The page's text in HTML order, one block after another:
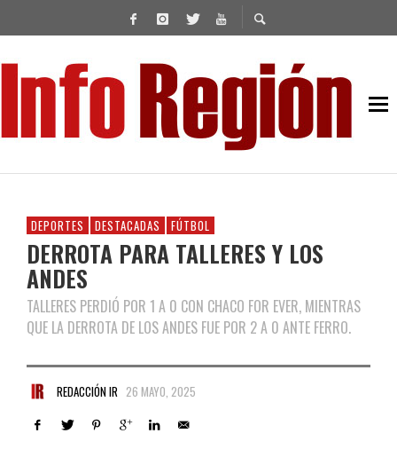
DEPORTES DESTACADAS FÚTBOL
DERROTA PARA TALLERES Y LOS
ANDES
TALLERES PERDIÓ POR 1 A 0 CON CHACO FOR EVER, MIENTRAS
QUE LA DERROTA DE LOS ANDES FUE POR 2 A 0 ANTE FERRO.
REDACCIÓN IR 26 MAYO, 2025